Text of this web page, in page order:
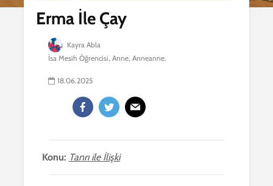
Erma İle Çay
Kayra Abla
İsa Mesih Öğrencisi, Anne, Anneanne.
18.06.2025
Konu: Tanrı ile İlişki